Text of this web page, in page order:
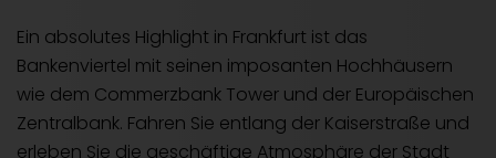
Ein absolutes Highlight in Frankfurt ist das
Bankenviertel mit seinen imposanten Hochhäusern
wie dem Commerzbank Tower und der Europäischen
Zentralbank. Fahren Sie entlang der Kaiserstraße und
erleben Sie die geschäftige Atmosphäre der Stadt